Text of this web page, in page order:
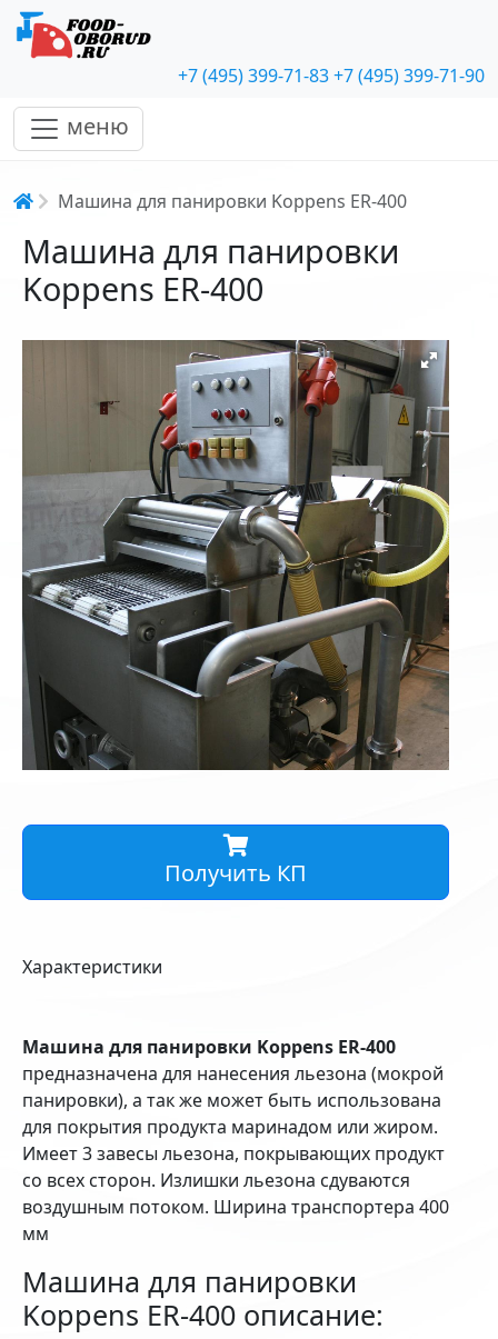
+7 (495) 399-71-83+7 (495) 399-71-90
меню
Строка навигации
Машина для панировки Koppens ER-400
Машина для панировки
Koppens ER-400
Получить КП
Характеристики
Машина для панировки Koppens ER-400
предназначена для нанесения льезона (мокрой
панировки), а так же может быть использована
для покрытия продукта маринадом или жиром.
Имеет 3 завесы льезона, покрывающих продукт
со всех сторон. Излишки льезона сдуваются
воздушным потоком. Ширина транспортера 400
мм
Машина для панировки
Koppens ER-400 описание: